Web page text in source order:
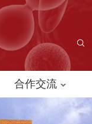
合作交流